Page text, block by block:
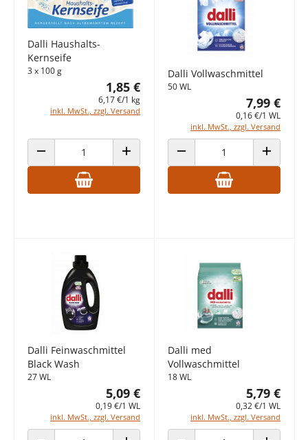
Dalli Haushalts-
Kernseife
3 x 100 g
1,85 €
6,17 €/1 kg
inkl. MwSt., zzgl. Versand
ANZAHL VERRINGERN ANZAHL ERHÖHEN
Dalli Vollwaschmittel
50 WL
7,99 €
0,16 €/1 WL
inkl. MwSt., zzgl. Versand
ANZAHL VERRINGERN ANZAHL
Dalli Feinwaschmittel
Black Wash
27 WL
5,09 €
0,19 €/1 WL
inkl. MwSt., zzgl. Versand
Dalli med
Vollwaschmittel
18 WL
5,79 €
0,32 €/1 WL
inkl. MwSt., zzgl. Versand